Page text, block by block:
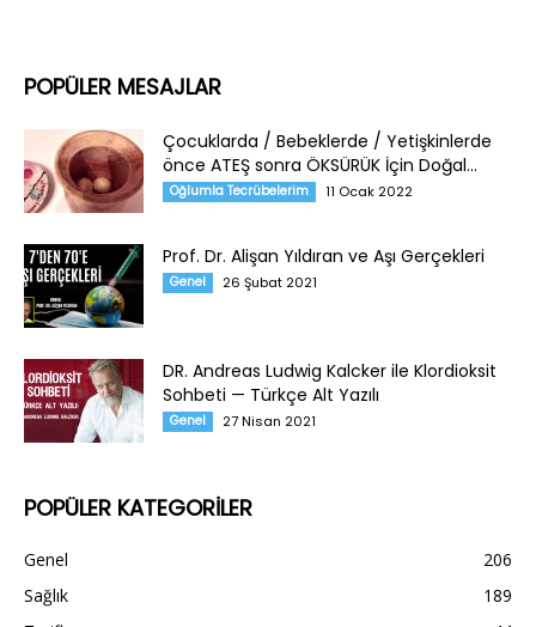
POPÜLER MESAJLAR
Çocuklarda / Bebeklerde / Yetişkinlerde
önce ATEŞ sonra ÖKSÜRÜK İçin Doğal...
Oğlumla Tecrübelerim 11 Ocak 2022
Prof. Dr. Alişan Yıldıran ve Aşı Gerçekleri
Genel 26 Şubat 2021
DR. Andreas Ludwig Kalcker ile Klordioksit
Sohbeti — Türkçe Alt Yazılı
Genel 27 Nisan 2021
POPÜLER KATEGORİLER
Genel
206
Sağlık
189